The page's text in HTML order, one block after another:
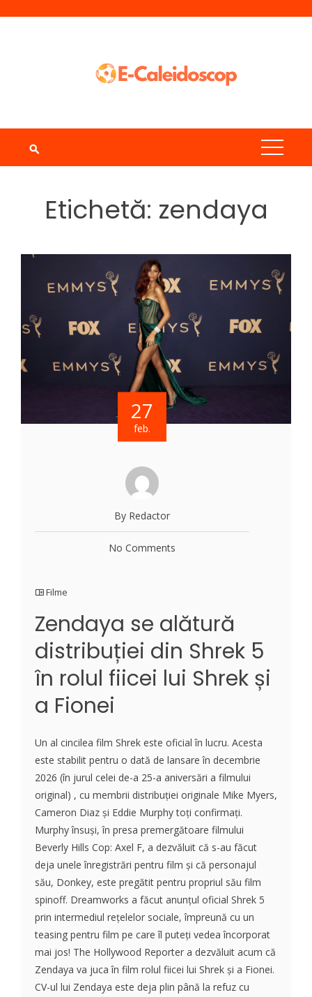
Etichetă: zendaya
27
feb.
By Redactor
No Comments
Filme
Zendaya se alătură
distribuției din Shrek 5
în rolul fiicei lui Shrek și
a Fionei
Un al cincilea film Shrek este oficial în lucru. Acesta
este stabilit pentru o dată de lansare în decembrie
2026 (în jurul celei de-a 25-a aniversări a filmului
original) , cu membrii distribuției originale Mike Myers,
Cameron Diaz și Eddie Murphy toți confirmați.
Murphy însuși, în presa premergătoare filmului
Beverly Hills Cop: Axel F, a dezvăluit că s-au făcut
deja unele înregistrări pentru film și că personajul
său, Donkey, este pregătit pentru propriul său film
spinoff. Dreamworks a făcut anunțul oficial Shrek 5
prin intermediul rețelelor sociale, împreună cu un
teasing pentru film pe care îl puteți vedea încorporat
mai jos! The Hollywood Reporter a dezvăluit acum că
Zendaya va juca în film rolul fiicei lui Shrek și a Fionei.
CV-ul lui Zendaya este deja plin până la refuz cu